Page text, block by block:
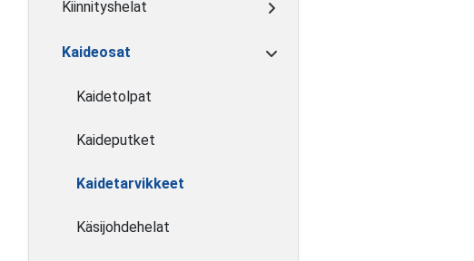
Kiinnityshelat
Kaideosat
Kaidetolpat
Kaideputket
Kaidetarvikkeet
Käsijohdehelat